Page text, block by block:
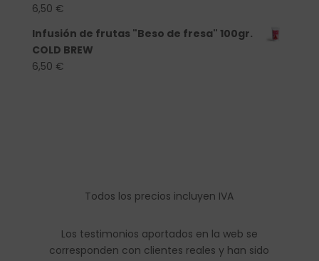
6,50 €
Infusión de frutas "Beso de fresa" 100gr.
COLD BREW
6,50 €
Todos los precios incluyen IVA
Los testimonios aportados en la web se
corresponden con clientes reales y han sido